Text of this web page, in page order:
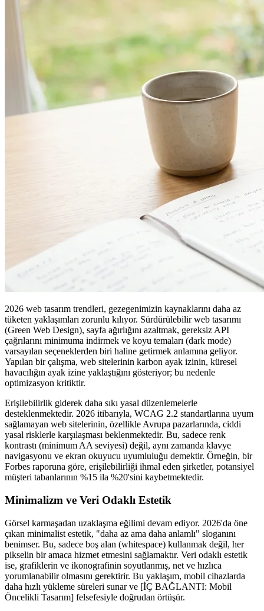
2026 web tasarım trendleri, gezegenimizin kaynaklarını daha az
tüketen yaklaşımları zorunlu kılıyor. Sürdürülebilir web tasarımı
(Green Web Design), sayfa ağırlığını azaltmak, gereksiz API
çağrılarını minimuma indirmek ve koyu temaları (dark mode)
varsayılan seçeneklerden biri haline getirmek anlamına geliyor.
Yapılan bir çalışma, web sitelerinin karbon ayak izinin, küresel
havacılığın ayak izine yaklaştığını gösteriyor; bu nedenle
optimizasyon kritiktir.
Erişilebilirlik giderek daha sıkı yasal düzenlemelerle
desteklenmektedir. 2026 itibarıyla, WCAG 2.2 standartlarına uyum
sağlamayan web sitelerinin, özellikle Avrupa pazarlarında, ciddi
yasal risklerle karşılaşması beklenmektedir. Bu, sadece renk
kontrastı (minimum AA seviyesi) değil, aynı zamanda klavye
navigasyonu ve ekran okuyucu uyumluluğu demektir. Örneğin, bir
Forbes raporuna göre, erişilebilirliği ihmal eden şirketler, potansiyel
müşteri tabanlarının %15 ila %20'sini kaybetmektedir.
Minimalizm ve Veri Odaklı Estetik
Görsel karmaşadan uzaklaşma eğilimi devam ediyor. 2026'da öne
çıkan minimalist estetik, "daha az ama daha anlamlı" sloganını
benimser. Bu, sadece boş alan (whitespace) kullanmak değil, her
pikselin bir amaca hizmet etmesini sağlamaktır. Veri odaklı estetik
ise, grafiklerin ve ikonografinin soyutlanmış, net ve hızlıca
yorumlanabilir olmasını gerektirir. Bu yaklaşım, mobil cihazlarda
daha hızlı yükleme süreleri sunar ve [İÇ BAĞLANTI: Mobil
Öncelikli Tasarım] felsefesiyle doğrudan örtüşür.